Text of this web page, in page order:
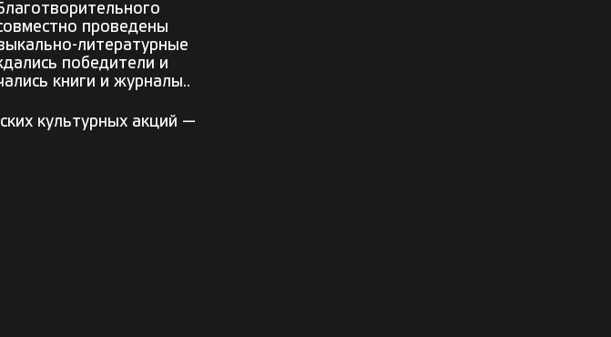
проведены
литературные
победители и
книги и журналы..
культурных акций —